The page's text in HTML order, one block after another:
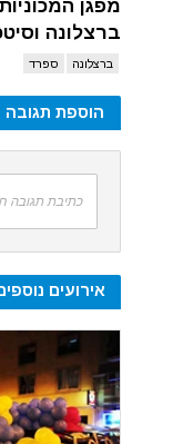
מפגן
ברצלונה וסיטכס
ברצלונה ספרד
הוספת תגובה
כתיבת תגובה
אירועים